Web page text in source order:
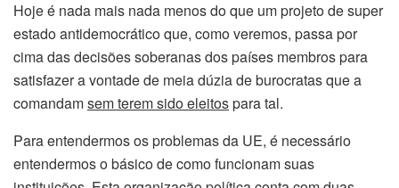
Hoje é nada mais nada menos do que um projeto de super
estado antidemocrático que, como veremos, passa por
cima das decisões soberanas dos países membros para
satisfazer a vontade de meia dúzia de burocratas que a
comandamsem terem sido eleitospara tal.
Para entendermos os problemas da UE, é necessário
entendermos o básico de como funcionam suas